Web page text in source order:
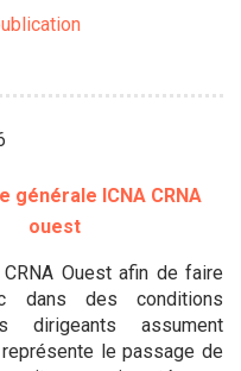
générale ICNA CRNA
ouest
Ouest afin de faire
des conditions
dirigeants assument
le passage de